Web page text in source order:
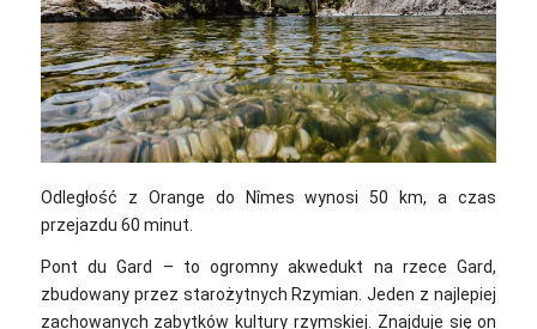
Odległość z Orange do Nîmes wynosi 50 km, a czas
przejazdu 60 minut.
Pont du Gard – to ogromny akwedukt na rzece Gard,
zbudowany przez starożytnych Rzymian. Jeden z najlepiej
zachowanych zabytków kultury rzymskiej. Znajduje się on